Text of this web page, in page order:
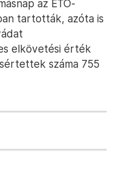
az ETO-
tartották, azóta is
elkövetési érték
száma 755